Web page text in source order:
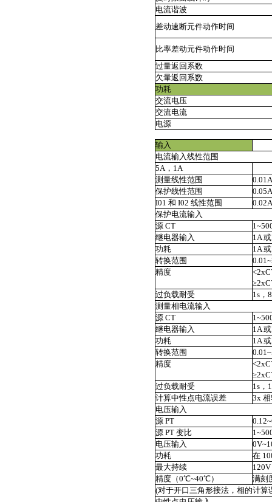
电流谐波
差动速断元件动作时间
比率差动元件动作时间
过量返回系数
欠暈返回系数
功耗
交流电压
交流电流
电源
输入
电流输入线性范围
5A，1A
测量线性范围
保护线性范围
I01 和 I02 线性范围
保护电流输入
源 CT
继电器输入
1A
功耗
1A
转换范围
精度
过负载耐受
1s，
测量相电流输入
源 CT
继电器输入
1A
功耗
1A
转换范围
精度
过负载耐受
1s，
计算中性点电流误差
3x
电压输入
源 PT
源 PT 变比
电压输入
功耗
在
最大持续
精度（0℃~40℃）
满刻
(对于开口三角形接法，相的计算